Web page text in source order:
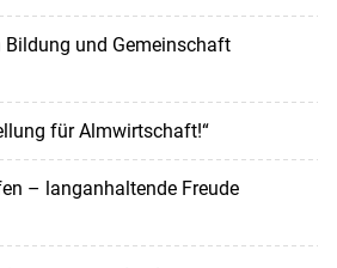
und Gemeinschaft
für Almwirtschaft!“
– langanhaltende Freude